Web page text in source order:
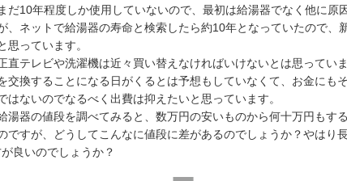
まだ10年程度しか使用していないので、最初は給湯器でなく他に原
、ネットで給湯器の寿命と検索したら約10年となっていたので、
思っています。
直テレビや洗濯機は近々買い替えなければいけないとは思ってい
交換することになる日がくるとは予想もしていなくて、お金にも
はないのでなるべく出費は抑えたいと思っています。
湯器の値段を調べてみると、数万円の安いものから何十万円もす
ですが、どうしてこんなに値段に差があるのでしょうか？やはり
良いのでしょうか？